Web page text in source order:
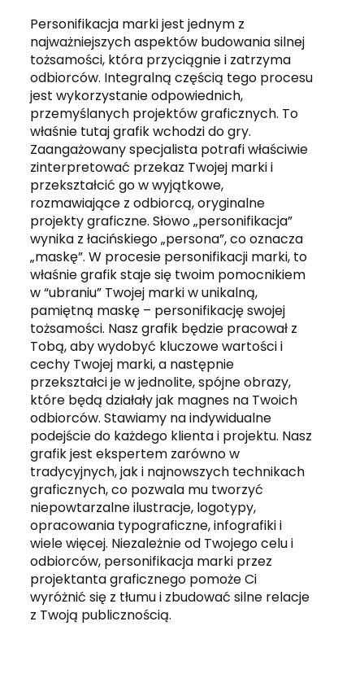
Personifikacja marki jest jednym z
najważniejszych aspektów budowania silnej
tożsamości, która przyciągnie i zatrzyma
odbiorców. Integralną częścią tego procesu
jest wykorzystanie odpowiednich,
przemyślanych projektów graficznych. To
właśnie tutaj grafik wchodzi do gry.
Zaangażowany specjalista potrafi właściwie
zinterpretować przekaz Twojej marki i
przekształcić go w wyjątkowe,
rozmawiające z odbiorcą, oryginalne
projekty graficzne. Słowo „personifikacja”
wynika z łacińskiego „persona”, co oznacza
„maskę”. W procesie personifikacji marki, to
właśnie grafik staje się twoim pomocnikiem
w “ubraniu” Twojej marki w unikalną,
pamiętną maskę – personifikację swojej
tożsamości. Nasz grafik będzie pracował z
Tobą, aby wydobyć kluczowe wartości i
cechy Twojej marki, a następnie
przekształci je w jednolite, spójne obrazy,
które będą działały jak magnes na Twoich
odbiorców. Stawiamy na indywidualne
podejście do każdego klienta i projektu. Nasz
grafik jest ekspertem zarówno w
tradycyjnych, jak i najnowszych technikach
graficznych, co pozwala mu tworzyć
niepowtarzalne ilustracje, logotypy,
opracowania typograficzne, infografiki i
wiele więcej. Niezależnie od Twojego celu i
odbiorców, personifikacja marki przez
projektanta graficznego pomoże Ci
wyróżnić się z tłumu i zbudować silne relacje
z Twoją publicznością.